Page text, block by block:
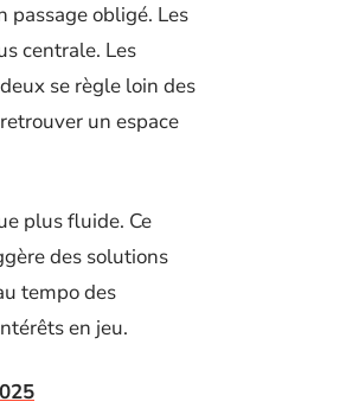
passage obligé. Les
centrale. Les
se règle loin des
un espace
plus fluide. Ce
des solutions
tempo des
en jeu.